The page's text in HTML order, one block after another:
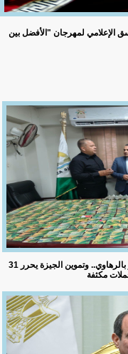
الإعلامي لمهرجان "الأفضل بين
ضبط 812 بطاقة تموينية داخل مخبز بالرهاوي.. وتموين الجيزة يحرر 31
مكثفة